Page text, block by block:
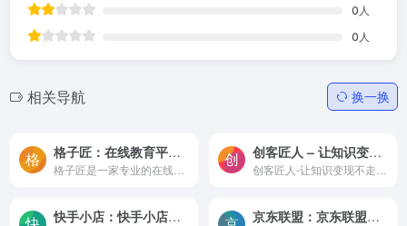
0 人
0 人
相关导航 换一换
格子匠：在线教育平台系统服务商,专注线上直播录播教学平台开发,在线教育系统源码 创客匠人 – 让知识变现不走弯路
快手小店：快手小店登录电脑端_快手小店登录入口 京东联盟：京东联盟登录入口,助力优质自媒体变现/选品